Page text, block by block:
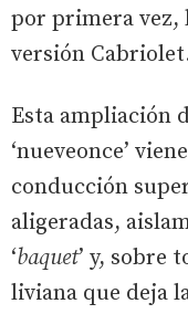
por primera vez,
versión
Esta ampliación
‘nueveonce’
conducción
aligeradas,
‘baquet’ y, sobre
liviana que deja